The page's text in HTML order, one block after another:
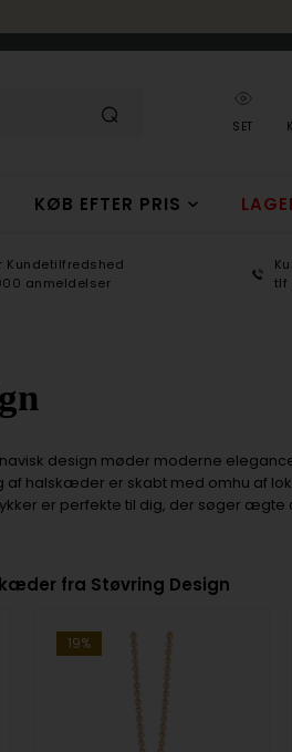
SET
KØB EFTER PRIS
Kundetilfredshed
anmeldelser
tlf
design møder moderne
halskæder er skabt med omhu af
er perfekte til dig, der søger ægte
fra Støvring Design
19%